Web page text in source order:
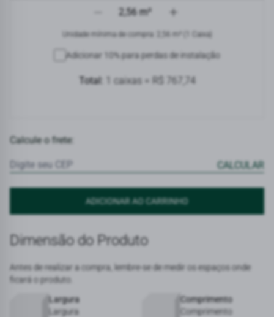
Área calculada em metros quadrados
Unidade mínima de compra: 2,56 m² (1 Caixa)
Considerar perda de material
Adicionar 10% para perdas de instalação
Total: 1 caixas = R$ 767,74
Calcule o frete:
Dimensão do Produto
Antes de realizar a compra, lembre-se de medir os espaços onde
ficará o produto.
Largura
Largura
Comprimento
Comprimento